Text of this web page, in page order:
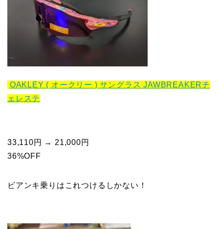
OAKLEY ( オークリー ) サングラス JAWBREAKERチ
ェレステ
33,110円 → 21,000円
36%OFF
ビアンキ乗りはこれつけるしかない！